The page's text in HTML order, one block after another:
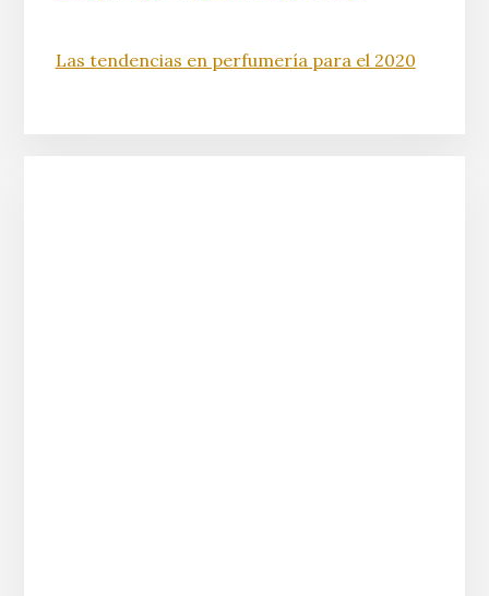
Las tendencias en perfumería para el 2020